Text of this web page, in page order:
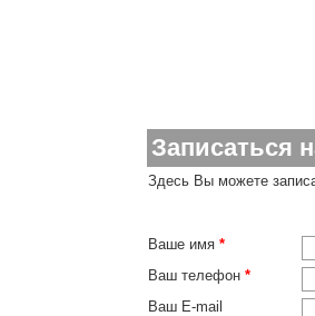
Записаться
Здесь Вы можете
Ваше имя *
Ваш телефон *
Ваш E-mail